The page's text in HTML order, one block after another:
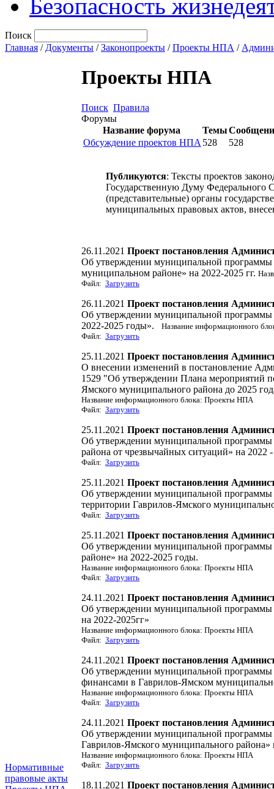
Безопасность
Поиск
Главная / Документы /Законопроекты /Проекты НПА /
Нормативные
правовые акты
Проекты НПА
Поиск Правила
Форумы
Название форума
Темы
Обсуждение проектов НПА 528 528
Публикуются: Тексты проектов
Государственную Думу Федерального
(представительные) органы
муниципальных правовых актов,
26.11.2021 Проект постановления
Об утверждении муниципальной программы
муниципальном районе» на 2022-2025 гг.
Файл: Загрузить
26.11.2021 Проект постановления
Об утверждении муниципальной
2022-2025 годы». Название информационного
Файл: Загрузить
25.11.2021 Проект постановления
О внесении изменений в постановление
1529 "Об утверждении Плана мероприятий
Ямского муниципального района до 2025
Название информационного блока: Проекты НПА
Файл: Загрузить
25.11.2021 Проект постановления
Об утверждении муниципальной программы
района от чрезвычайных ситуаций» на 2022
Файл: Загрузить
25.11.2021 Проект постановления
Об утверждении муниципальной программы
территории Гаврилов-Ямского
Файл: Загрузить
25.11.2021 Проект постановления
Об утверждении муниципальной программы
районе» на 2022-2025 годы.
Название информационного блока: Проекты НПА
Файл: Загрузить
24.11.2021 Проект постановления
Об утверждении муниципальной
на 2022-2025гг»
Название информационного блока: Проекты НПА
Файл: Загрузить
24.11.2021 Проект постановления
Об утверждении муниципальной
финансами в Гаврилов-Ямском
Название информационного блока: Проекты НПА
Файл: Загрузить
24.11.2021 Проект постановления
Об утверждении муниципальной
Гаврилов-Ямского муниципального района»
Название информационного блока: Проекты НПА
Файл: Загрузить
18.11.2021 Проект постановления